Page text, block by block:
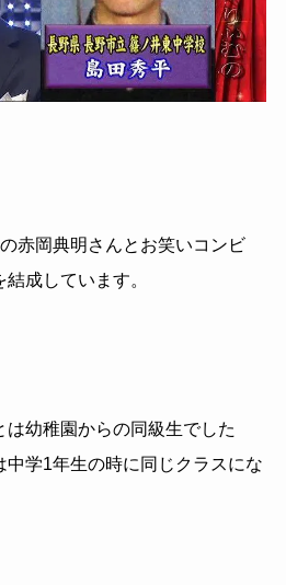
赤岡典明さんとお笑いコンビ
結成しています。
幼稚園からの同級生でした
中学1年生の時に同じクラスにな